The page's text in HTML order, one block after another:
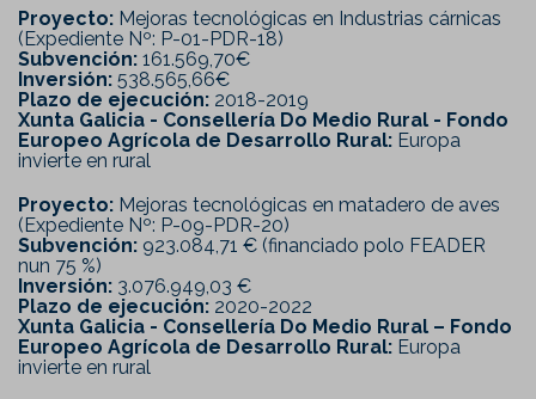
Proyecto: Mejoras tecnológicas en Industrias cárnicas
(Expediente Nº: P-01-PDR-18)
Subvención: 161.569,70€
Inversión: 538.565,66€
Plazo de ejecución: 2018-2019
Xunta Galicia - Consellería Do Medio Rural - Fondo
Europeo Agrícola de Desarrollo Rural: Europa
invierte en rural
Proyecto: Mejoras tecnológicas en matadero de aves
(Expediente Nº: P-09-PDR-20)
Subvención: 923.084,71 € (financiado polo FEADER
nun 75 %)
Inversión: 3.076.949,03 €
Plazo de ejecución: 2020-2022
Xunta Galicia - Consellería Do Medio Rural – Fondo
Europeo Agrícola de Desarrollo Rural: Europa
invierte en rural